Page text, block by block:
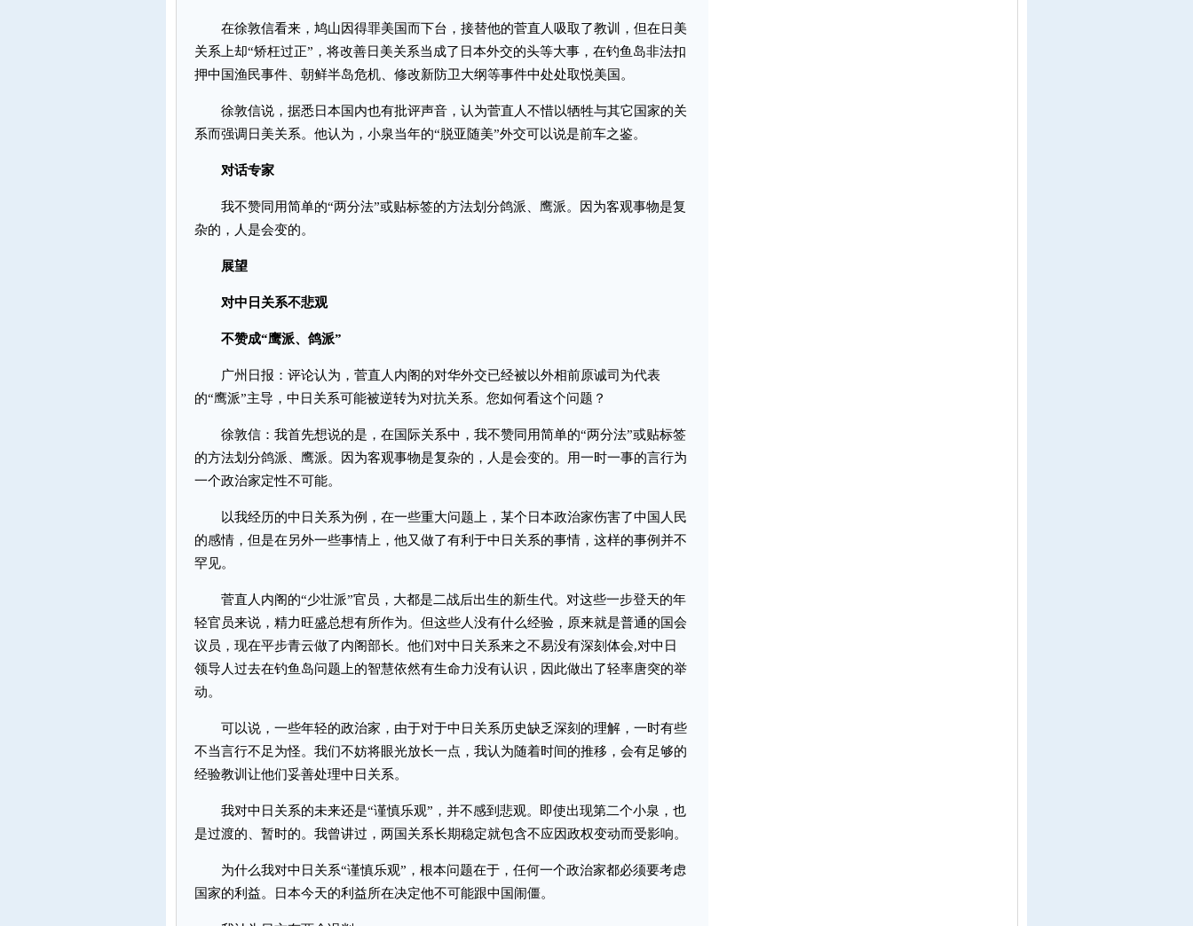
在徐敦信看来，鸠山因得罪美国而下台，接替他的菅直人吸取了教训，但在日美
关系上却“矫枉过正”，将改善日美关系当成了日本外交的头等大事，在钓鱼岛非法扣
押中国渔民事件、朝鲜半岛危机、修改新防卫大纲等事件中处处取悦美国。
徐敦信说，据悉日本国内也有批评声音，认为菅直人不惜以牺牲与其它国家的关
系而强调日美关系。他认为，小泉当年的“脱亚随美”外交可以说是前车之鉴。
对话专家
我不赞同用简单的“两分法”或贴标签的方法划分鸽派、鹰派。因为客观事物是复
杂的，人是会变的。
展望
对中日关系不悲观
不赞成“鹰派、鸽派”
广州日报：评论认为，菅直人内阁的对华外交已经被以外相前原诚司为代表
的“鹰派”主导，中日关系可能被逆转为对抗关系。您如何看这个问题？
徐敦信：我首先想说的是，在国际关系中，我不赞同用简单的“两分法”或贴标签
的方法划分鸽派、鹰派。因为客观事物是复杂的，人是会变的。用一时一事的言行为
一个政治家定性不可能。
以我经历的中日关系为例，在一些重大问题上，某个日本政治家伤害了中国人民
的感情，但是在另外一些事情上，他又做了有利于中日关系的事情，这样的事例并不
罕见。
菅直人内阁的“少壮派”官员，大都是二战后出生的新生代。对这些一步登天的年
轻官员来说，精力旺盛总想有所作为。但这些人没有什么经验，原来就是普通的国会
议员，现在平步青云做了内阁部长。他们对中日关系来之不易没有深刻体会,对中日
领导人过去在钓鱼岛问题上的智慧依然有生命力没有认识，因此做出了轻率唐突的举
动。
可以说，一些年轻的政治家，由于对于中日关系历史缺乏深刻的理解，一时有些
不当言行不足为怪。我们不妨将眼光放长一点，我认为随着时间的推移，会有足够的
经验教训让他们妥善处理中日关系。
我对中日关系的未来还是“谨慎乐观”，并不感到悲观。即使出现第二个小泉，也
是过渡的、暂时的。我曾讲过，两国关系长期稳定就包含不应因政权变动而受影响。
为什么我对中日关系“谨慎乐观”，根本问题在于，任何一个政治家都必须要考虑
国家的利益。日本今天的利益所在决定他不可能跟中国闹僵。